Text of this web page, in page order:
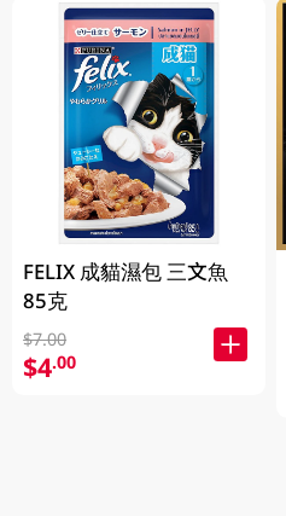
FELIX 成貓濕包 三文魚
85克
$7.00
$4.00